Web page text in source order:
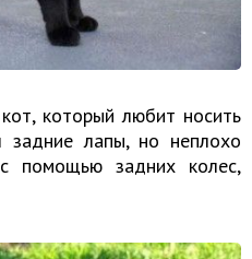
который любит носить
задние лапы, но неплохо
с помощью задних колес,